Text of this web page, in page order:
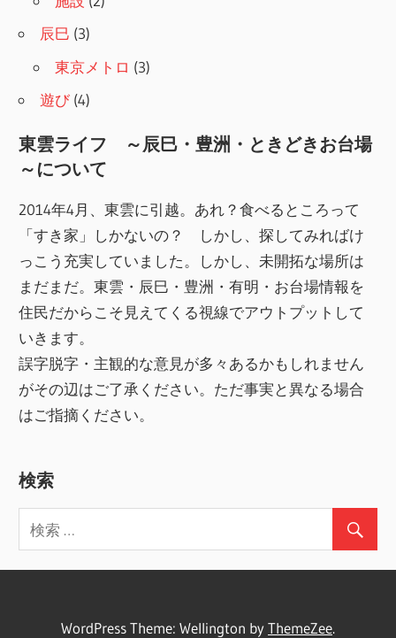
辰巳 (3)
東京メトロ (3)
遊び (4)
東雲ライフ ～辰巳・豊洲・ときどきお台場
～について
2014年4月、東雲に引越。あれ？食べるところって
「すき家」しかないの？ しかし、探してみればけ
っこう充実していました。しかし、未開拓な場所は
まだまだ。東雲・辰巳・豊洲・有明・お台場情報を
住民だからこそ見えてくる視線でアウトプットして
いきます。
誤字脱字・主観的な意見が多々あるかもしれません
がその辺はご了承ください。ただ事実と異なる場合
はご指摘ください。
検索
WordPress Theme: Wellington byThemeZee.